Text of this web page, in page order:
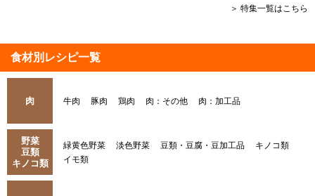
＞ 特集一覧はこちら
食材別レシピ一覧
肉 牛肉 豚肉 鶏肉 肉：その他 肉：加工品
野菜
豆類
キノコ類
緑黄色野菜 淡色野菜 豆類・豆腐・豆加工品
キノコ類
イモ類